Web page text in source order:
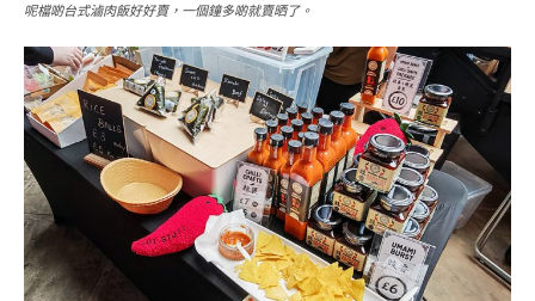
呢檔啲台式滷肉飯好好賣，一個鐘多啲就賣晒了。